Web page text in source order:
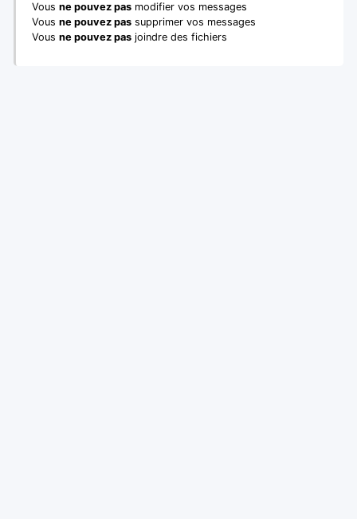
Vous ne pouvez pas modifier vos messages
Vous ne pouvez pas supprimer vos messages
Vous ne pouvez pas joindre des fichiers